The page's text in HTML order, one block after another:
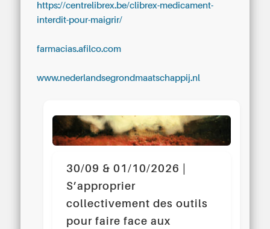
https://centrelibrex.be/clibrex-medicament-
interdit-pour-maigrir/
farmacias.afilco.com
www.nederlandsegrondmaatschappij.nl
30/09 & 01/10/2026 |
S’approprier
collectivement des outils
pour faire face aux